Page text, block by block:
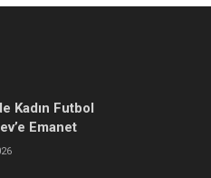
Kadın Futbol
Emanet